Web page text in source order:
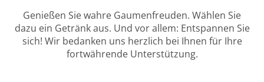
Genießen Sie wahre Gaumenfreuden. Wählen Sie
dazu ein Getränk aus. Und vor allem: Entspannen Sie
sich! Wir bedanken uns herzlich bei Ihnen für Ihre
fortwährende Unterstützung.